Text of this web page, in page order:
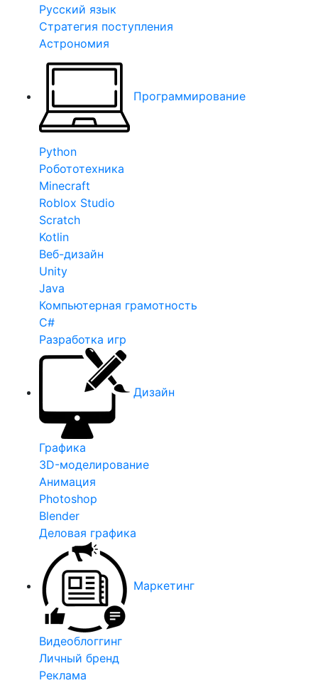
Русский язык
Стратегия поступления
Астрономия
Программирование
Python
Робототехника
Minecraft
Roblox Studio
Scratch
Kotlin
Веб-дизайн
Unity
Java
Компьютерная грамотность
C#
Разработка игр
Дизайн
Графика
3D-моделирование
Анимация
Photoshop
Blender
Деловая графика
Маркетинг
Видеоблоггинг
Личный бренд
Реклама